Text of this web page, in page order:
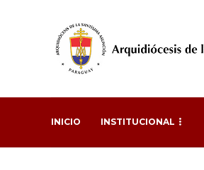
INICIO INSTITUCIONAL